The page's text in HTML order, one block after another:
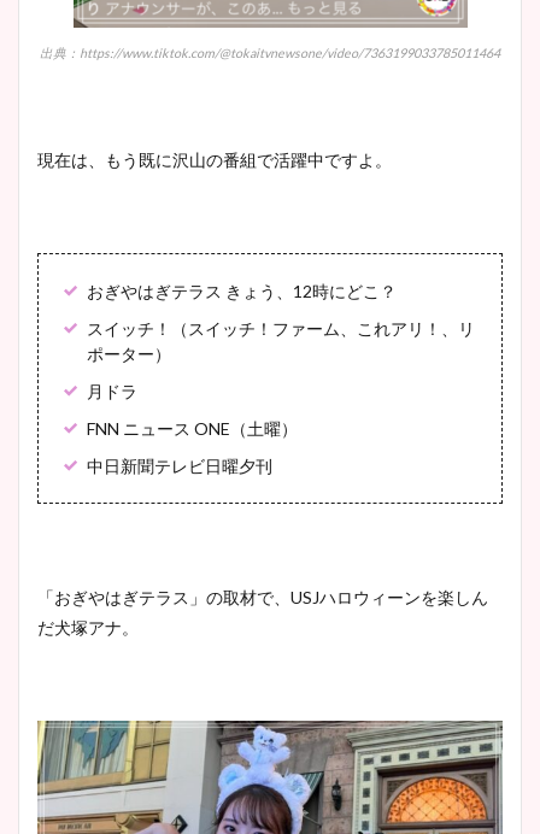
出典：https://www.tiktok.com/@tokaitvnewsone/video/7363199033785011464
現在は、もう既に沢山の番組で活躍中ですよ。
おぎやはぎテラス きょう、12時にどこ？
スイッチ！（スイッチ！ファーム、これアリ！、リ
ポーター）
月ドラ
FNN ニュース ONE（土曜）
中日新聞テレビ日曜夕刊
「おぎやはぎテラス」の取材で、USJハロウィーンを楽しん
だ犬塚アナ。